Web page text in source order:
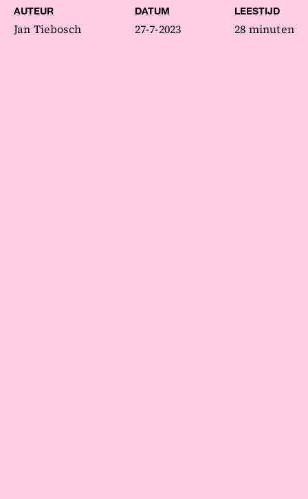
4814 DC Breda
Route
hello@bluebirdday.nl
sales@bluebirdday.nl
AUTEUR
Jan Tiebosch
DATUM
27-7-2023
LEESTIJD
28 minuten